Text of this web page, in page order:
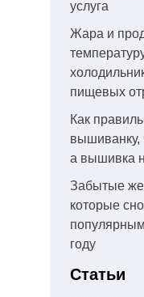
услуга
Жара и
пищевых
Как
вышиванку,
а вышивка
Забытые
которые
году
Статьи